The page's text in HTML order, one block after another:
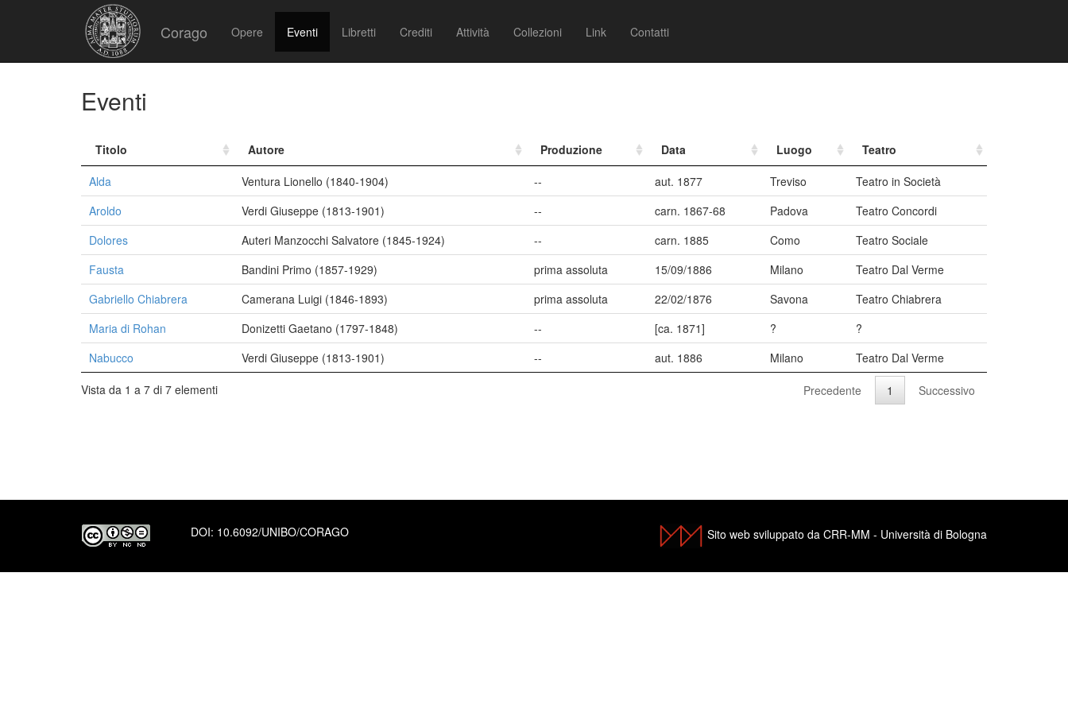
Corago Opere Eventi Libretti Crediti Attività Collezioni Link Contatti
Eventi
Titolo Autore Produzione Data Luogo
Teatro
Alda
Ventura Lionello (1840-1904) -- aut. 1877 Treviso
Teatro in Società
Aroldo
Verdi Giuseppe (1813-1901) -- carn. 1867-68 Padova
Teatro Concordi
Dolores
Auteri Manzocchi Salvatore (1845-1924) -- carn. 1885 Como
Teatro Sociale
Fausta
Bandini Primo (1857-1929) prima assoluta 15/09/1886 Milano
Teatro Dal Verme
Gabriello Chiabrera
Camerana Luigi (1846-1893) prima assoluta 22/02/1876 Savona
Teatro Chiabrera
Maria di Rohan
Donizetti Gaetano (1797-1848) -- [ca. 1871] ?
?
Nabucco
Verdi Giuseppe (1813-1901) -- aut. 1886 Milano
Teatro Dal Verme
Vista da 1 a 7 di 7 elementi
Precedente 1 Successivo
DOI: 10.6092/UNIBO/CORAGO Sito web sviluppato da CRR-MM - Università di Bologna